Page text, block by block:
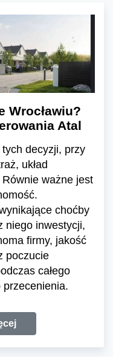
Wrocławiu?
Atal
decyzji, przy
układ
ważne jest
choćby
niego inwestycji,
firmy, jakość
poczucie
całego